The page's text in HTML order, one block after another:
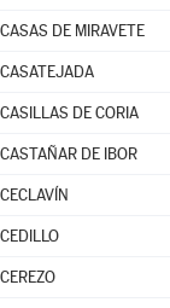
CASAS DE MIRAVETE
CASATEJADA
CASILLAS DE CORIA
CASTAÑAR DE IBOR
CECLAVÍN
CEDILLO
CEREZO